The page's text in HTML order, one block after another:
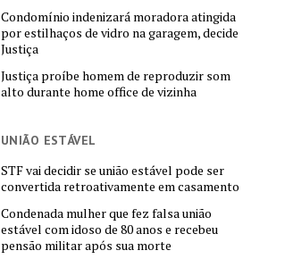
Condomínio indenizará moradora atingida
por estilhaços de vidro na garagem, decide
Justiça
Justiça proíbe homem de reproduzir som
alto durante home office de vizinha
UNIÃO ESTÁVEL
STF vai decidir se união estável pode ser
convertida retroativamente em casamento
Condenada mulher que fez falsa união
estável com idoso de 80 anos e recebeu
pensão militar após sua morte